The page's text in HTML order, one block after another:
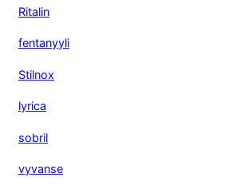
Ritalin
fentanyyli
Stilnox
lyrica
sobril
vyvanse